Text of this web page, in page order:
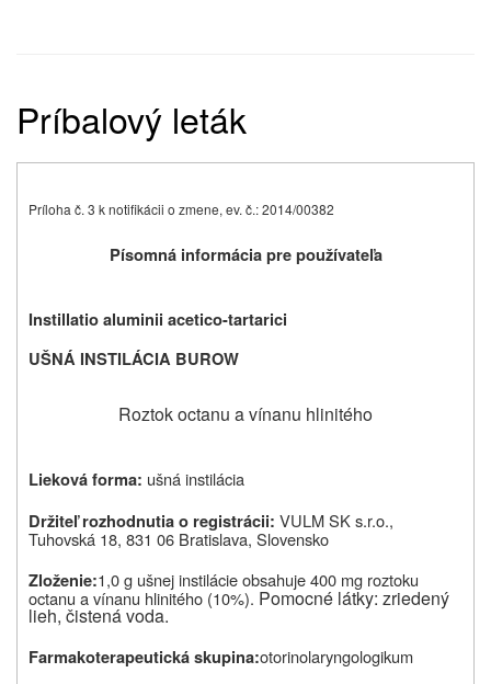
Príbalový leták
Príloha č. 3 k notifikácii o zmene, ev. č.: 2014/00382
Písomná informácia pre používateľa
Instillatio aluminii acetico-tartarici
UŠNÁ INSTILÁCIA BUROW
Roztok octanu a vínanu hlinitého
Lieková forma: ušná instilácia
Držiteľ rozhodnutia o registrácii: VULM SK s.r.o.,
Tuhovská 18, 831 06 Bratislava, Slovensko
Zloženie:1,0 g ušnej instilácie obsahuje 400 mg roztoku
octanu a vínanu hlinitého (10%). Pomocné látky: zriedený
lieh, čistená voda.
Farmakoterapeutická skupina:otorinolaryngologikum